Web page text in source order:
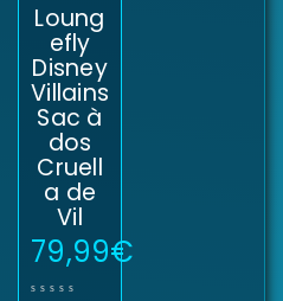
Loung
efly
Disney
Villains
Sac à
dos
Cruell
a de
Vil
79,99€